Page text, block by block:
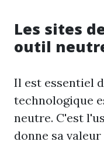
Les sites
outil
Il est essentiel
technologique
neutre. C'est
donne sa